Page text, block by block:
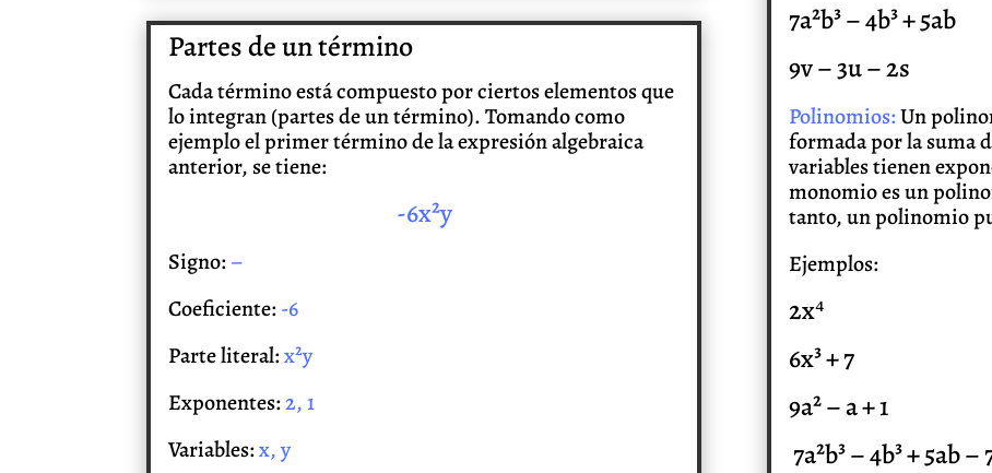
Partes de un término
Cada término está compuesto por ciertos elementos que
lo integran (partes de un término). Tomando como
ejemplo el primer término de la expresión algebraica
anterior, se tiene:
-6x²y
Signo:–
Coeficiente:-6
Parte literal:x²y
Exponentes:2, 1
Variables:x, y
7a²b³ – 4b³ + 5ab
9v – 3u – 2s
Polinomios:Un
formada por la suma
variables tienen
monomio es un
tanto, un polinomio
Ejemplos:
2x⁴
6x³ + 7
9a² – a + 1
7a²b³ – 4b³ + 5ab –